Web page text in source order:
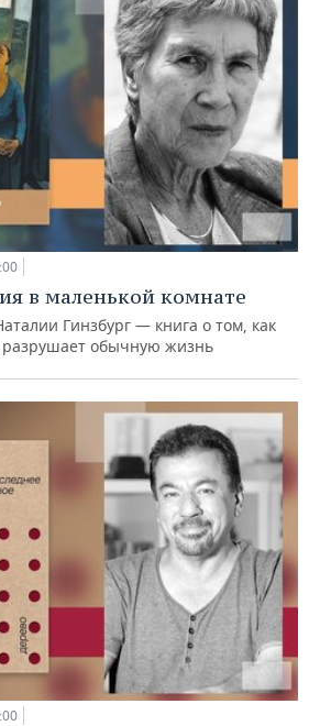
в маленькой комнате
Гинзбург — книга о том, как
разрушает обычную жизнь